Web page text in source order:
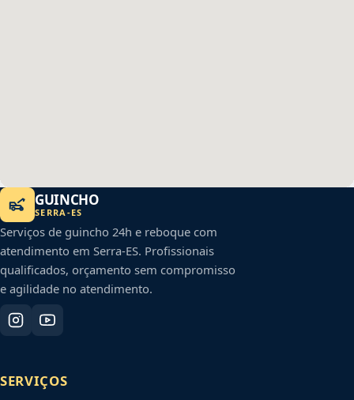
GUINCHO
SERRA -ES
Serviços de guincho 24h e reboque com
atendimento em Serra-ES. Profissionais
qualificados, orçamento sem compromisso
e agilidade no atendimento.
SERVIÇOS